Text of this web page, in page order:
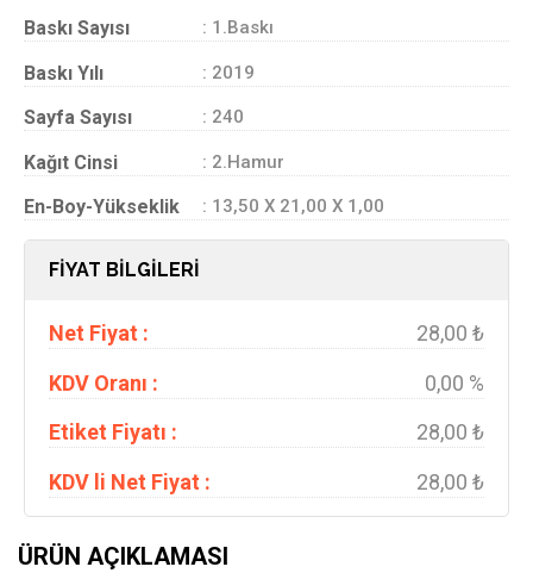
Baskı Sayısı : 1.Baskı
Baskı Yılı : 2019
Sayfa Sayısı : 240
Kağıt Cinsi : 2.Hamur
En-Boy-Yükseklik : 13,50 X 21,00 X 1,00
FİYAT BİLGİLERİ
Net Fiyat :
28,00 ₺
KDV Oranı :
0,00 %
Etiket Fiyatı :
28,00 ₺
KDV li Net Fiyat :
28,00 ₺
ÜRÜN AÇIKLAMASI